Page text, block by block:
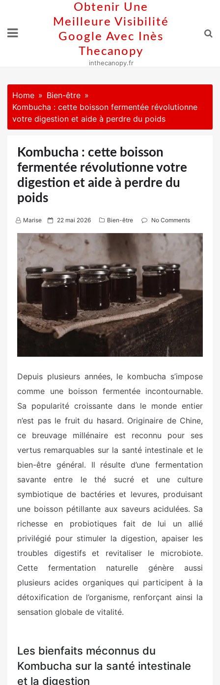
content
Obtenir Une
Meilleure Visibilité
Google Avec Inès
Thecanopy
inthecanopy.fr
Home
Bien-être
Kombucha : cette boisson fermentée révolutionne
votre digestion et aide à perdre du poids
Kombucha : cette boisson
fermentée révolutionne votre
digestion et aide à perdre du
poids
Marise
P
o
s
e
d
22 mai 2026 Bien-être No Comments
Depuis plusieurs années, le kombucha s’impose
comme une boisson fermentée incontournable.
Sa popularité croissante dans le monde entier
n’est pas le fruit du hasard. Originaire de Chine,
ce breuvage millénaire est reconnu pour ses
vertus remarquables sur la santé intestinale et le
bien-être général. Il résulte d’une fermentation
savante entre le thé sucré et une culture
symbiotique de bactéries et levures, produisant
une boisson pétillante aux saveurs acidulées. Sa
richesse en probiotiques fait de lui un allié
privilégié pour stimuler la digestion, apaiser les
troubles digestifs et revitaliser le microbiote.
Cette fermentation naturelle génère aussi
plusieurs acides organiques qui participent à la
détoxification de l’organisme, renforçant ainsi la
sensation globale de vitalité.
Les bienfaits méconnus du
Kombucha sur la santé intestinale
et la digestion